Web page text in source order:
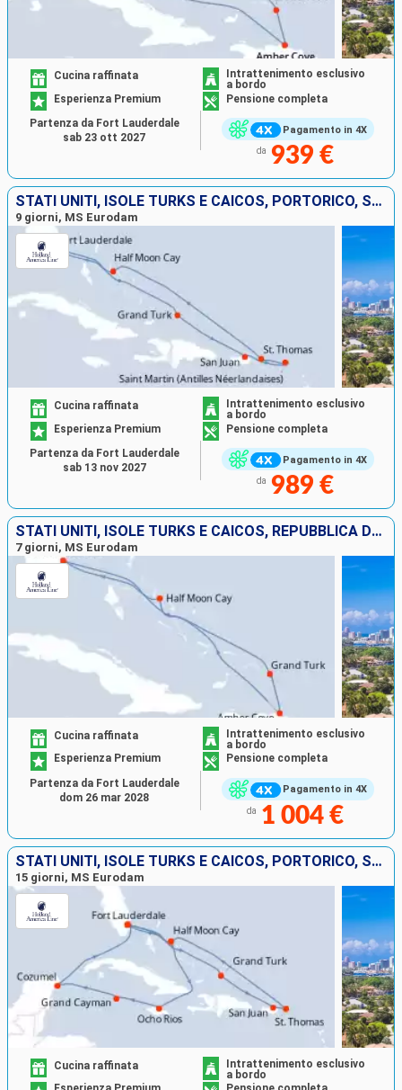
Pagamento in 4X
Cucina raffinata
Intrattenimento esclusivo
a bordo
Esperienza Premium
Pensione completa
da 939 €
Partenza da Fort Lauderdale
sab 23 ott 2027
STATI UNITI, ISOLE TURKS E CAICOS, PORTORICO, SAINT MARTIN, SAINT THOMAS, BAHAMAS
9 giorni, MS Eurodam
Pagamento in 4X
Cucina raffinata
Intrattenimento esclusivo
a bordo
Esperienza Premium
Pensione completa
da 989 €
Partenza da Fort Lauderdale
sab 13 nov 2027
STATI UNITI, ISOLE TURKS E CAICOS, REPUBBLICA DOMINICANA, BAHAMAS
7 giorni, MS Eurodam
Pagamento in 4X
Cucina raffinata
Intrattenimento esclusivo
a bordo
Esperienza Premium
Pensione completa
da 1 004 €
Partenza da Fort Lauderdale
dom 26 mar 2028
STATI UNITI, ISOLE TURKS E CAICOS, PORTORICO, SAINT THOMAS, BAHAMAS, GIAMAICA, ISOLE CAYMAN, MESSICO
15 giorni, MS Eurodam
Cucina raffinata
Intrattenimento esclusivo
a bordo